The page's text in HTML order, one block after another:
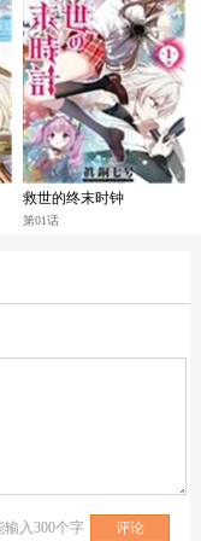
救世的终末时钟
第01话
输入300个字